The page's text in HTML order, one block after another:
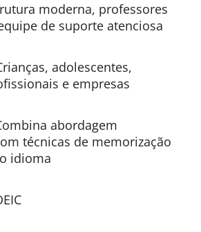
moderna, professores
de suporte atenciosa
adolescentes,
e empresas
abordagem
técnicas de memorização
idioma